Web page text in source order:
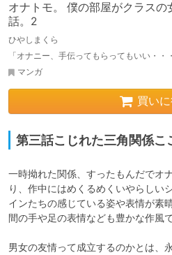
オナトモ。 僕の部屋がクラスの
話。2
ひやしまくら
「オナニー、手伝ってもらってもいい・・
マンガ
買いに
第三話こじれた三角関係こ
一時拗れた関係、すったもんだでオ
り、作中にはめくるめくいやらしい
インたちの感じている姿や表情が
間の手や足の表情なども豊かな作風で
男女の友情って成立するのかとは、